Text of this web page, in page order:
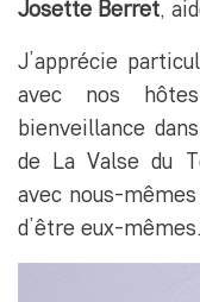
Josette Berret,
J’apprécie
avec nos
bienveillance
de La Valse du
avec nous-
d’être eux-mêmes.